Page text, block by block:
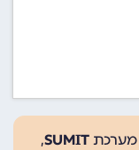
מערכת SUMIT
,